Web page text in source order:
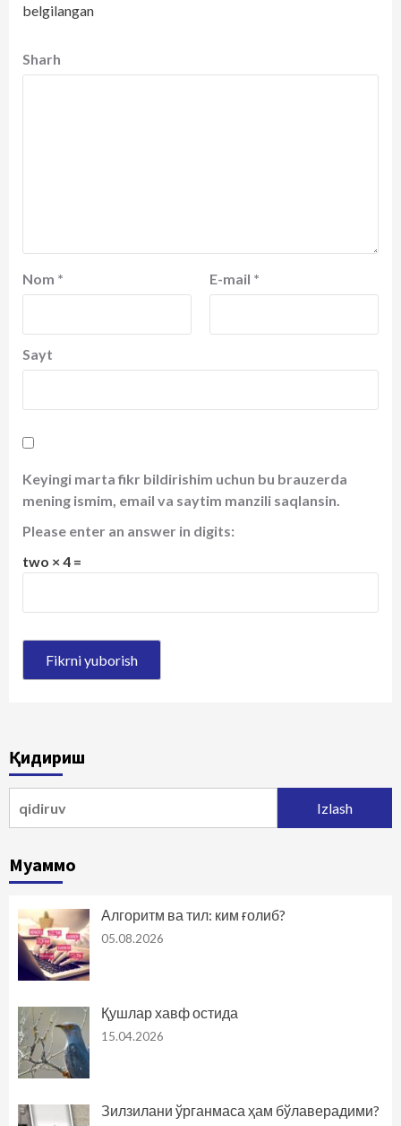
belgilangan
Sharh
Nom * E-mail *
Sayt
Keyingi marta fikr bildirishim uchun bu brauzerda
mening ismim, email va saytim manzili saqlansin.
Please enter an answer in digits:
two × 4 =
Қидириш
Муаммо
Алгоритм ва тил: ким ғолиб?
05.08.2026
Қушлар хавф остида
15.04.2026
Зилзилани ўрганмаса ҳам бўлаверадими?